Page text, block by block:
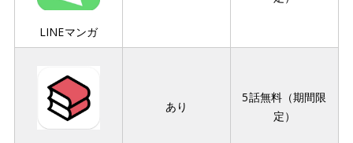
LINEマンガ
あり
5話無料（期間限
定）